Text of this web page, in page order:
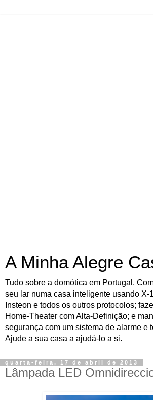
A Minha Alegre
Tudo sobre a domótica em Portugal.
seu lar numa casa inteligente usando X-
Insteon e todos os outros protocolos;
Home-Theater com Alta-Definição; e
segurança com um sistema de alarme e
Ajude a sua casa a ajudá-lo a si.
quarta-feira, 17 de abril de 2013
Lâmpada LED